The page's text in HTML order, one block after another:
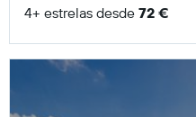
4+ estrelas desde 72 €